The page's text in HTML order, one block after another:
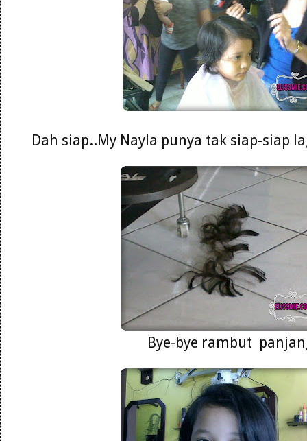
Dah siap..My Nayla punya tak siap-siap
Bye-bye rambut